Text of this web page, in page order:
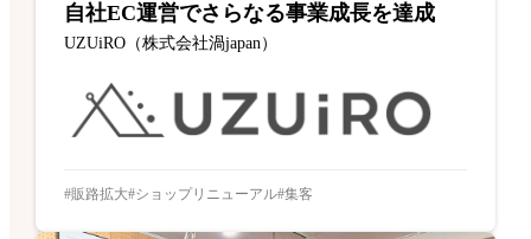
自社EC運営でさらなる事業成長を達成
UZUiRO（株式会社渦japan）
販路拡大 ショップリニューアル 集客